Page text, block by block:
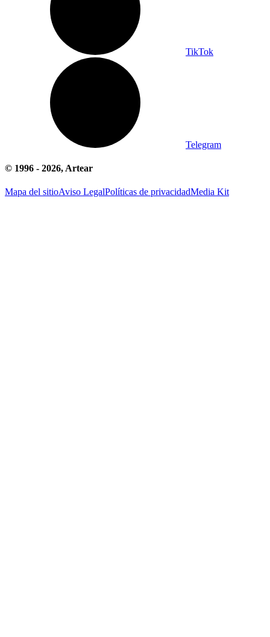
TikTok
Telegram
© 1996 - 2026, Artear
Mapa del sitioAviso LegalPolíticas de privacidadMedia Kit